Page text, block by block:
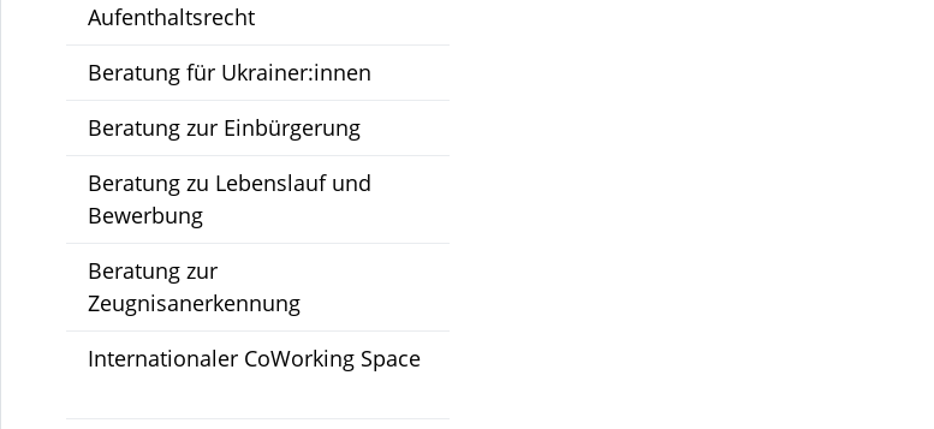
Aufenthaltsrecht
Beratung für Ukrainer:innen
Beratung zur Einbürgerung
Beratung zu Lebenslauf und
Bewerbung
Beratung zur
Zeugnisanerkennung
Internationaler CoWorking Space